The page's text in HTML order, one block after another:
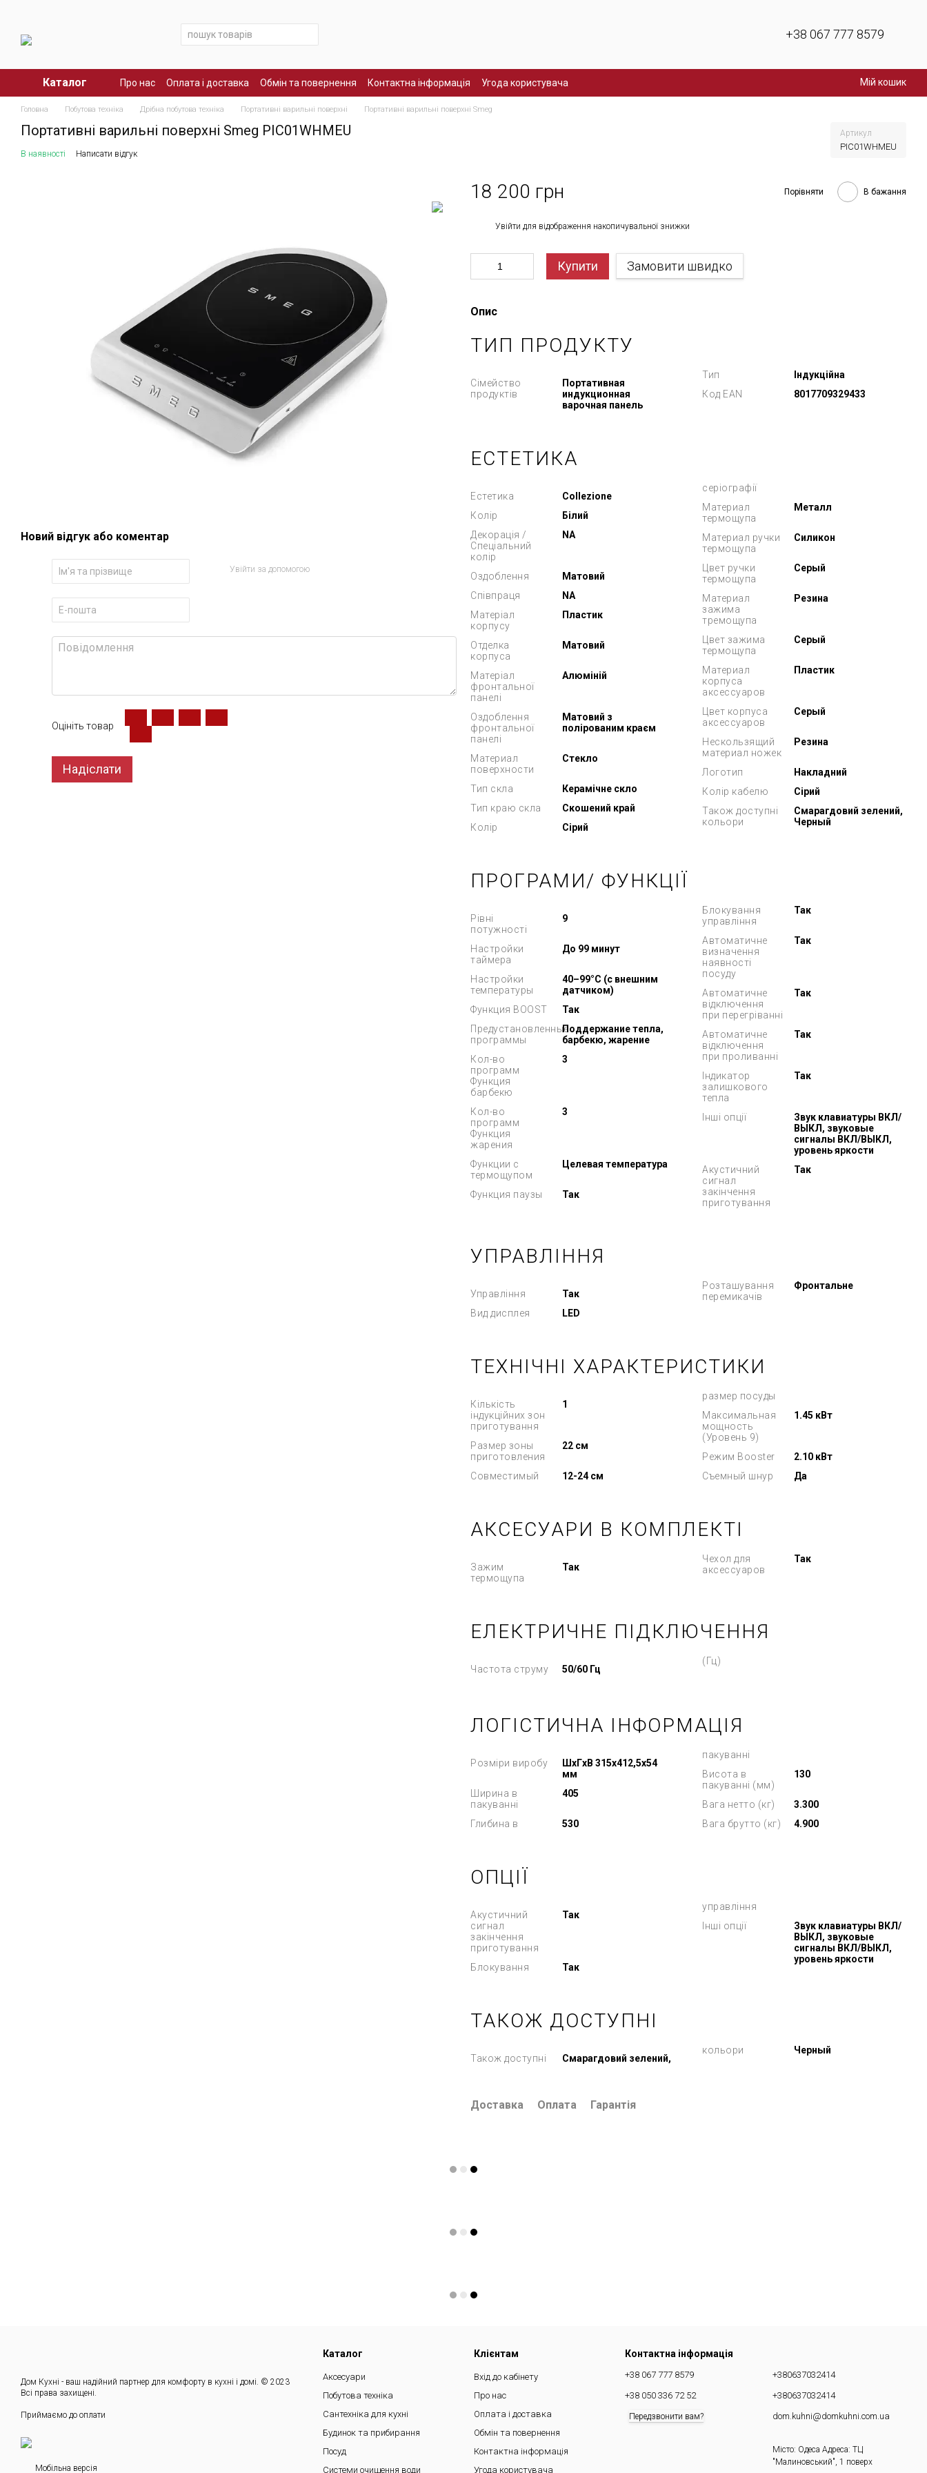
+38 067 777 8579
Каталог Про нас Оплата і доставка Обмін та повернення Контактна інформація Угода користувача Мій кошик
Головна Побутова техніка Дрібна побутова техніка Портативні варильні поверхні Портативні варильні поверхні Smeg
Портативні варильні поверхні Smeg PIC01WHMEU Артикул
PIC01WHMEU
В наявності Написати відгук
Новий відгук або коментар
Увійти за допомогою
Оцініть товар
Надіслати
18 200 грн Порівняти В бажання
Увійти для відображення накопичувальної знижки
Купити Замовити швидко
Опис
ТИП ПРОДУКТУ
Сімейство
продуктів
Портативная
индукционная
варочная панель
Тип
Індукційна
Код EAN
8017709329433
ЕСТЕТИКА
Естетика
Collezione
Колір
Білий
Декорація /
Спеціальний
колір
NA
Оздоблення
Матовий
Співпраця
NA
Матеріал
корпусу
Пластик
Отделка
корпуса
Матовий
Матеріал
фронтальної
панелі
Алюміній
Оздоблення
фронтальної
панелі
Матовий з
полірованим краєм
Материал
поверхности
Стекло
Тип скла
Керамічне скло
Тип краю скла
Скошений край
Колір
серіографії
Сірий
Материал
термощупа
Металл
Материал ручки
термощупа
Силикон
Цвет ручки
термощупа
Серый
Материал
зажима
тремощупа
Резина
Цвет зажима
термощупа
Серый
Материал
корпуса
аксессуаров
Пластик
Цвет корпуса
аксессуаров
Серый
Нескользящий
материал ножек
Резина
Логотип
Накладний
Колір кабелю
Сірий
Також доступні
кольори
Смарагдовий зелений,
Черный
ПРОГРАМИ/ ФУНКЦІЇ
Рівні
потужності
9
Настройки
таймера
До 99 минут
Настройки
температуры
40–99°C (с внешним
датчиком)
Функция BOOST
Так
Предустановленные
программы
Поддержание тепла,
барбекю, жарение
Кол-во
программ
Функция
барбекю
3
Кол-во
программ
Функция
жарения
3
Функции с
термощупом
Целевая температура
Функция паузы Так
Блокування
управління
Так
Автоматичне
визначення
наявності
посуду
Так
Автоматичне
відключення
при перегріванні
Так
Автоматичне
відключення
при проливанні
Так
Індикатор
залишкового
тепла
Так
Інші опції
Звук клавиатуры ВКЛ/
ВЫКЛ, звуковые
сигналы ВКЛ/ВЫКЛ,
уровень яркости
Акустичний
сигнал
закінчення
приготування
Так
УПРАВЛІННЯ
Управління
Так
Вид дисплея
LED
Розташування
перемикачів
Фронтальне
ТЕХНІЧНІ ХАРАКТЕРИСТИКИ
Кількість
індукційних зон
приготування
1
Размер зоны
приготовления
22 см
Совместимый
размер посуды
12-24 см
Максимальная
мощность
(Уровень 9)
1.45 кВт
Режим Booster
2.10 кВт
Съемный шнур
Да
АКСЕСУАРИ В КОМПЛЕКТІ
Зажим
термощупа
Так
Чехол для
аксессуаров
Так
ЕЛЕКТРИЧНЕ ПІДКЛЮЧЕННЯ
Частота струму
(Гц)
50/60 Гц
ЛОГІСТИЧНА ІНФОРМАЦІЯ
Розміри виробу
ШxГxВ 315x412,5x54
мм
Ширина в
пакуванні
405
Глибина в
пакуванні
530
Висота в
пакуванні (мм)
130
Вага нетто (кг)
3.300
Вага брутто (кг)
4.900
ОПЦІЇ
Акустичний
сигнал
закінчення
приготування
Так
Блокування
управління
Так
Інші опції
Звук клавиатуры ВКЛ/
ВЫКЛ, звуковые
сигналы ВКЛ/ВЫКЛ,
уровень яркости
ТАКОЖ ДОСТУПНІ
Також доступні
кольори
Смарагдовий зелений,
Черный
Доставка Оплата Гарантія
Дом Кухні - ваш надійний партнер для комфорту в кухні і домі. © 2023
Всі права захищені.
Приймаємо до оплати
Мобільна версія
Каталог
Аксесуари
Побутова техніка
Сантехніка для кухні
Будинок та прибирання
Посуд
Системи очищення води
Клієнтам
Вхід до кабінету
Про нас
Оплата і доставка
Обмін та повернення
Контактна інформація
Угода користувача
Контактна інформація
+38 067 777 8579
+38 050 336 72 52
Передзвонити вам?
+380637032414
+380637032414
dom.kuhni@domkuhni.com.ua
Місто: Одеса Адреса: ТЦ
"Малиновський", 1 поверх